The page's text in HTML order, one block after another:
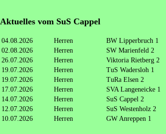
Aktuelles vom SuS Cappel
04.08.2026 Herren BW Lipperbruch 1
02.08.2026
Herren SW Marienfeld 2
26.07.2026
Herren Viktoria Rietberg 2
19.07.2026
Herren TuS Wadersloh 1
19.07.2026
Herren TuRa Elsen 2
17.07.2026
Herren SVA Langeneicke 1
14.07.2026
Herren SuS Cappel 2
12.07.2026
Herren SuS Westenholz 2
10.07.2026
Herren GW Anreppen 1